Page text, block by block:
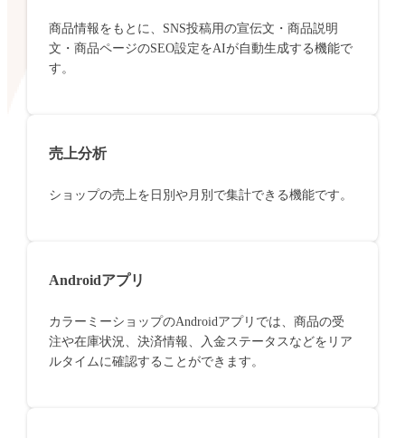
商品情報をもとに、SNS投稿用の宣伝文・商品説明
文・商品ページのSEO設定をAIが自動生成する機能で
す。
売上分析
ショップの売上を日別や月別で集計できる機能です。
Androidアプリ
カラーミーショップのAndroidアプリでは、商品の受
注や在庫状況、決済情報、入金ステータスなどをリア
ルタイムに確認することができます。